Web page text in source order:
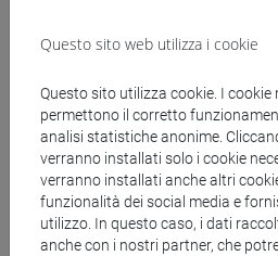
Bosi, Sofia; Raffaetà, Alessandra;
PMAR: A Lagrangian approach to
anthropogenic pressures for
ENVIRONMENTAL MODELLING &
1364-8152)
DOI- URL correlato2026,
Scheda ARCA: 10278/5121661
Questo sito web utilizza i cookie
Questo sito utilizza cookie. I
permettono il corretto
analisi statistiche anonime.
verranno installati solo i cookie
verranno installati anche altri
funzionalità dei social media e
utilizzo. In questo caso, i dati
anche con i nostri partner, che